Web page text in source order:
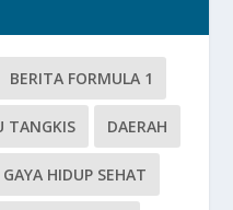
BERITA FORMULA 1
TANGKIS DAERAH
GAYA HIDUP SEHAT